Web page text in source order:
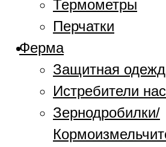
Термометры
Перчатки
Ферма
Защитная
Истребители
Зернодробилки/